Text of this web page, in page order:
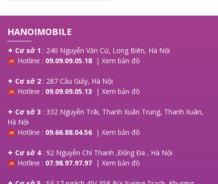
Dung lượng pin 5000mAh, sạc nhanh 33W
Kết nối
Cổng sạc kết nối USB Type-C, Sạc nhanh 33W
realme C53 Chính Hãng Sản Xuất Vào
Năm Nào?
realme C53 được ra mắt vào năm 2023, là một chiếc điện thoại
tầm trung mới với hiệu suất ổn định và các tính năng hiện đại,
mang đến cho người dùng một lựa chọn thông minh trong phân
Nên Mua realme C53 Chính Hãng Tại
HANOIMOBILE
✦ Cơ sở 1 : 240 Nguyễn Văn Cừ, Long Biên, Hà Nội
☎ Hotline : 09.09.09.05.18 | Xem bản đồ
✦ Cơ sở 2 : 287 Cầu Giấy, Hà Nội
☎ Hotline : 09.09.09.05.13 | Xem bản đồ
✦ Cơ sở 3 : 332 Nguyễn Trãi, Thanh Xuân Trung, Thanh Xuân,
Hà Nội
☎ Hotline : 09.66.88.04.56 | Xem bản đồ
✦ Cơ sở 4: 92 Nguyễn Chí Thanh ,Đống Đa , Hà Nội
☎ Hotline : 07.98.97.97.97 | Xem bản đồ